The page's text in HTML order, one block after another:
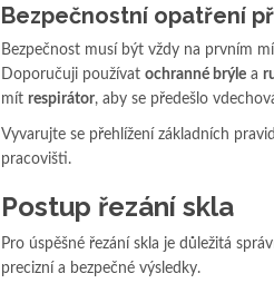
Bezpečnostní opatření
Bezpečnost musí být vždy na prvním
Doporučuji používat ochranné brýle a
mít respirátor, aby se předešlo
Vyvarujte se přehlížení základních
pracovišti.
Postup řezání skla
Pro úspěšné řezání skla je důležitá
precizní a bezpečné výsledky.